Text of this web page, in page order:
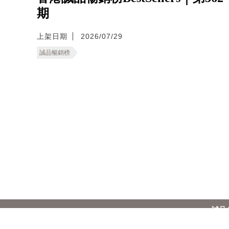
期
上架日期 2026/07/29
誠品暢銷榜
誠品